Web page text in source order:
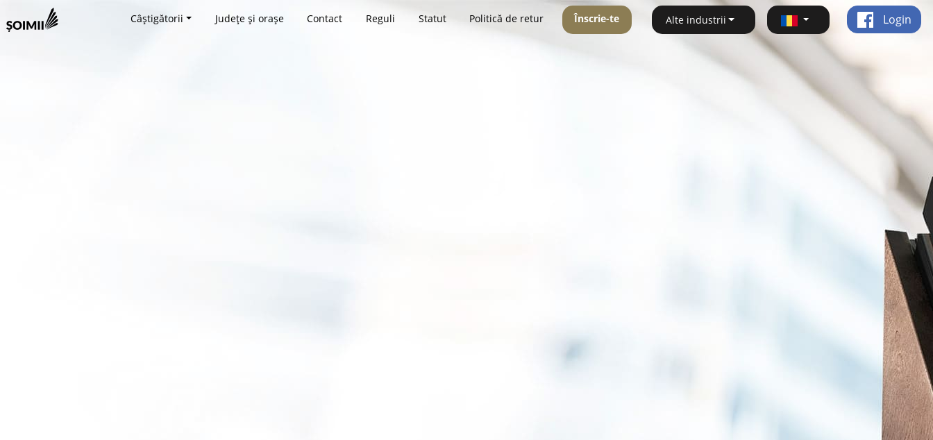
Câștigătorii Județe și orașe Contact Reguli Statut Politică de retur Înscrie-te Alte industrii Login